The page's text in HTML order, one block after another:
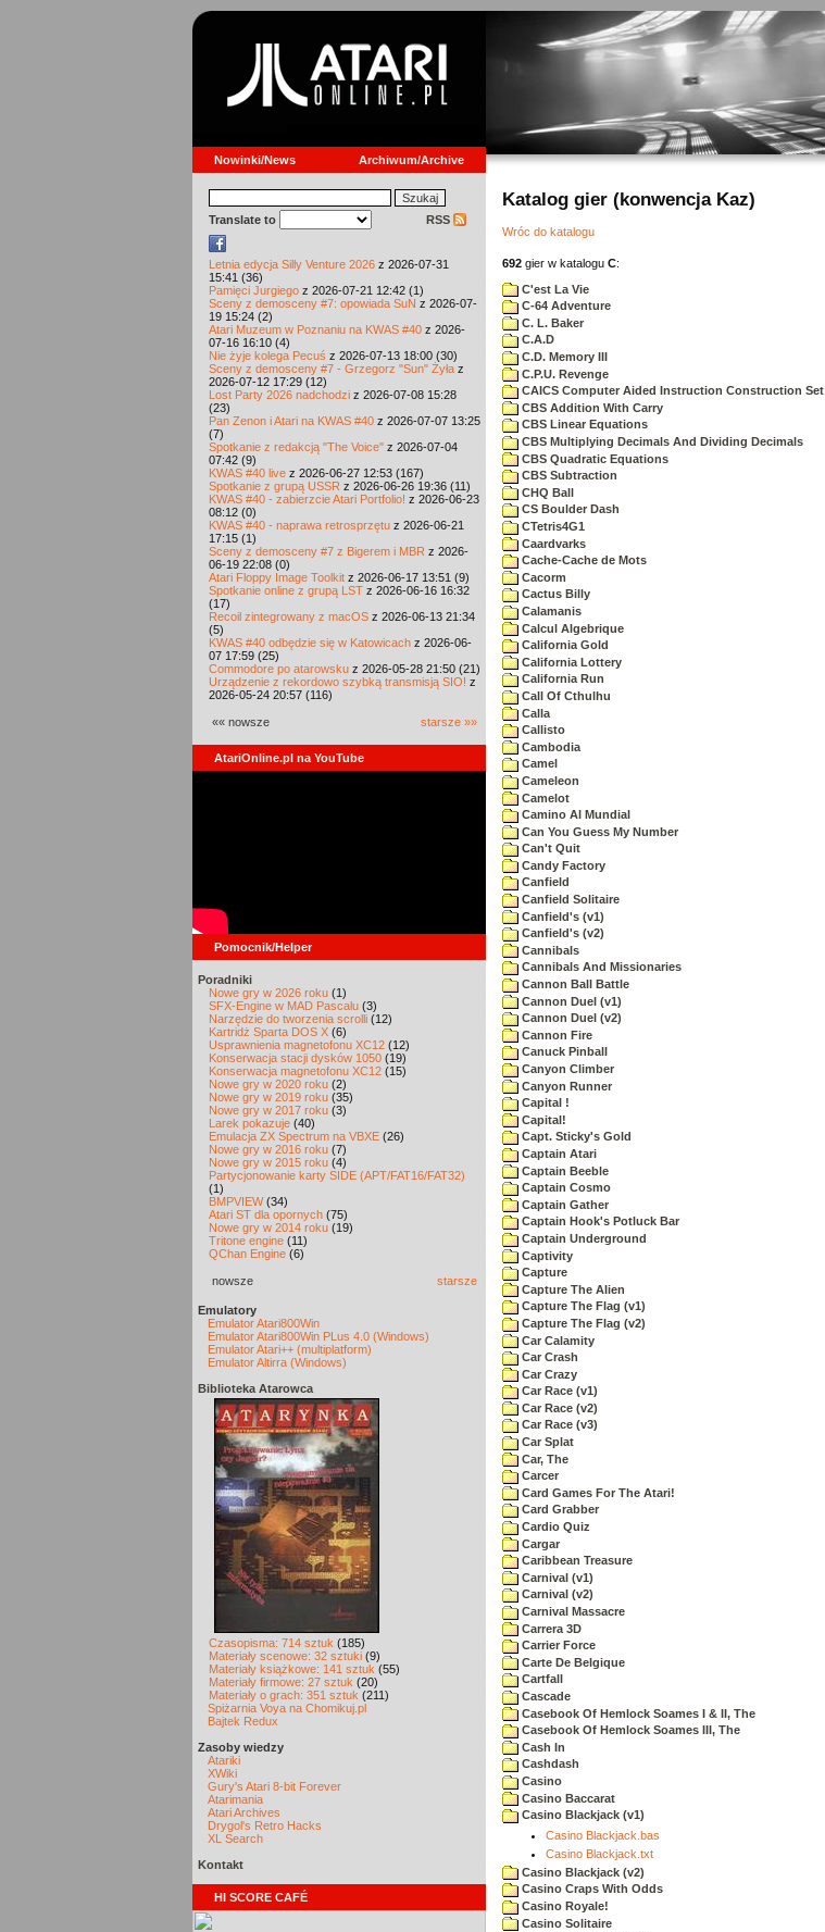
Nowinki/News Archiwum/Archive
Translate to RSS
Letnia edycja Silly Venture 2026 z 2026-07-31
15:41 (36)
Pamięci Jurgiego z 2026-07-21 12:42 (1)
Sceny z demosceny #7: opowiada SuN z 2026-07-
19 15:24 (2)
Atari Muzeum w Poznaniu na KWAS #40 z 2026-
07-16 16:10 (4)
Nie żyje kolega Pecuś z 2026-07-13 18:00 (30)
Sceny z demosceny #7 - Grzegorz "Sun" Żyła z
2026-07-12 17:29 (12)
Lost Party 2026 nadchodzi z 2026-07-08 15:28
(23)
Pan Zenon i Atari na KWAS #40 z 2026-07-07 13:25
(7)
Spotkanie z redakcją "The Voice" z 2026-07-04
07:42 (9)
KWAS #40 live z 2026-06-27 12:53 (167)
Spotkanie z grupą USSR z 2026-06-26 19:36 (11)
KWAS #40 - zabierzcie Atari Portfolio! z 2026-06-23
08:12 (0)
KWAS #40 - naprawa retrosprzętu z 2026-06-21
17:15 (1)
Sceny z demosceny #7 z Bigerem i MBR z 2026-
06-19 22:08 (0)
Atari Floppy Image Toolkit z 2026-06-17 13:51 (9)
Spotkanie online z grupą LST z 2026-06-16 16:32
(17)
Recoil zintegrowany z macOS z 2026-06-13 21:34
(5)
KWAS #40 odbędzie się w Katowicach z 2026-06-
07 17:59 (25)
Commodore po atarowsku z 2026-05-28 21:50 (21)
Urządzenie z rekordowo szybką transmisją SIO! z
2026-05-24 20:57 (116)
«« nowsze starsze »»
AtariOnline.pl na YouTube
Pomocnik/Helper
Poradniki
Nowe gry w 2026 roku (1)
SFX-Engine w MAD Pascalu (3)
Narzędzie do tworzenia scrolli (12)
Kartridż Sparta DOS X (6)
Usprawnienia magnetofonu XC12 (12)
Konserwacja stacji dysków 1050 (19)
Konserwacja magnetofonu XC12 (15)
Nowe gry w 2020 roku (2)
Nowe gry w 2019 roku (35)
Nowe gry w 2017 roku (3)
Larek pokazuje (40)
Emulacja ZX Spectrum na VBXE (26)
Nowe gry w 2016 roku (7)
Nowe gry w 2015 roku (4)
Partycjonowanie karty SIDE (APT/FAT16/FAT32)
(1)
BMPVIEW(34)
Atari ST dla opornych (75)
Nowe gry w 2014 roku (19)
Tritone engine (11)
QChan Engine (6)
nowsze starsze
Emulatory
Emulator Atari800Win
Emulator Atari800Win PLus 4.0 (Windows)
Emulator Atari++ (multiplatform)
Emulator Altirra (Windows)
Biblioteka Atarowca
Czasopisma: 714 sztuk (185)
Materiały scenowe: 32 sztuki (9)
Materiały książkowe: 141 sztuk (55)
Materiały firmowe: 27 sztuk (20)
Materiały o grach: 351 sztuk (211)
Spiżarnia Voya na Chomikuj.pl
Bajtek Redux
Zasoby wiedzy
Atariki
XWiki
Gury's Atari 8-bit Forever
Atarimania
Atari Archives
Drygol's Retro Hacks
XL Search
Kontakt
HI SCORE CAFÉ
Katalog gier (konwencja Kaz)
Wróc do katalogu
692 gier w katalogu C:
C'est La Vie
C-64 Adventure
C. L. Baker
C.A.D
C.D. Memory III
C.P.U. Revenge
CAICS Computer Aided Instruction Construction Set
CBS Addition With Carry
CBS Linear Equations
CBS Multiplying Decimals And Dividing Decimals
CBS Quadratic Equations
CBS Subtraction
CHQ Ball
CS Boulder Dash
CTetris4G1
Caardvarks
Cache-Cache de Mots
Cacorm
Cactus Billy
Calamanis
Calcul Algebrique
California Gold
California Lottery
California Run
Call Of Cthulhu
Calla
Callisto
Cambodia
Camel
Cameleon
Camelot
Camino Al Mundial
Can You Guess My Number
Can't Quit
Candy Factory
Canfield
Canfield Solitaire
Canfield's (v1)
Canfield's (v2)
Cannibals
Cannibals And Missionaries
Cannon Ball Battle
Cannon Duel (v1)
Cannon Duel (v2)
Cannon Fire
Canuck Pinball
Canyon Climber
Canyon Runner
Capital !
Capital!
Capt. Sticky's Gold
Captain Atari
Captain Beeble
Captain Cosmo
Captain Gather
Captain Hook's Potluck Bar
Captain Underground
Captivity
Capture
Capture The Alien
Capture The Flag (v1)
Capture The Flag (v2)
Car Calamity
Car Crash
Car Crazy
Car Race (v1)
Car Race (v2)
Car Race (v3)
Car Splat
Car, The
Carcer
Card Games For The Atari!
Card Grabber
Cardio Quiz
Cargar
Caribbean Treasure
Carnival (v1)
Carnival (v2)
Carnival Massacre
Carrera 3D
Carrier Force
Carte De Belgique
Cartfall
Cascade
Casebook Of Hemlock Soames I & II, The
Casebook Of Hemlock Soames III, The
Cash In
Cashdash
Casino
Casino Baccarat
Casino Blackjack (v1)
Casino Blackjack.bas
Casino Blackjack.txt
Casino Blackjack (v2)
Casino Craps With Odds
Casino Royale!
Casino Solitaire